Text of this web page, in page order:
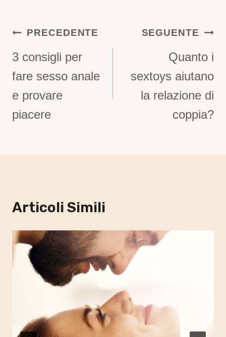
Navigazione
Articoli
PRECEDENTE
3 consigli per
fare sesso anale
e provare
piacere
SEGUENTE
Quanto i
sextoys aiutano
la relazione di
coppia?
Articoli Simili